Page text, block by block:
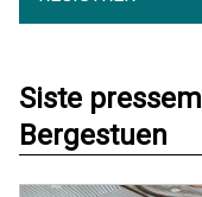
Siste
Bergestuen